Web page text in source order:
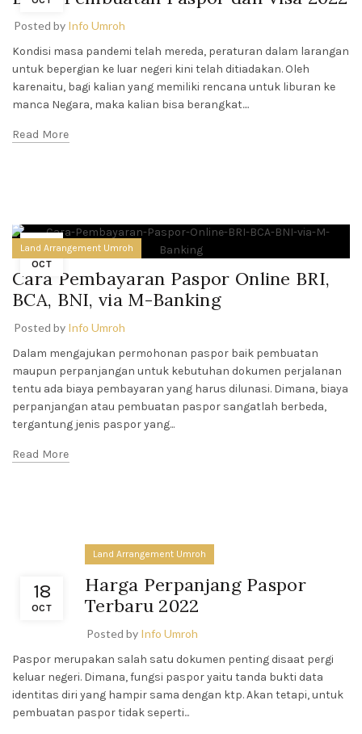
Posted by Info Umroh
Kondisi masa pandemi telah mereda, peraturan dalam larangan
untuk bepergian ke luar negeri kini telah ditiadakan. Oleh
karenaitu, bagi kalian yang memiliki rencana untuk liburan ke
manca Negara, maka kalian bisa berangkat....
Read More
19
OCT
Land Arrangement Umroh
Cara Pembayaran Paspor Online BRI,
BCA, BNI, via M-Banking
Posted by Info Umroh
Dalam mengajukan permohonan paspor baik pembuatan
maupun perpanjangan untuk kebutuhan dokumen perjalanan
tentu ada biaya pembayaran yang harus dilunasi. Dimana, biaya
perpanjangan atau pembuatan paspor sangatlah berbeda,
tergantung jenis paspor yang...
Read More
18
OCT
Land Arrangement Umroh
Harga Perpanjang Paspor
Terbaru 2022
Posted by Info Umroh
Paspor merupakan salah satu dokumen penting disaat pergi
keluar negeri. Dimana, fungsi paspor yaitu tanda bukti data
identitas diri yang hampir sama dengan ktp. Akan tetapi, untuk
pembuatan paspor tidak seperti...